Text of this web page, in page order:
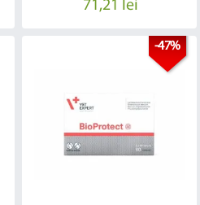
71,21 lei
-47%